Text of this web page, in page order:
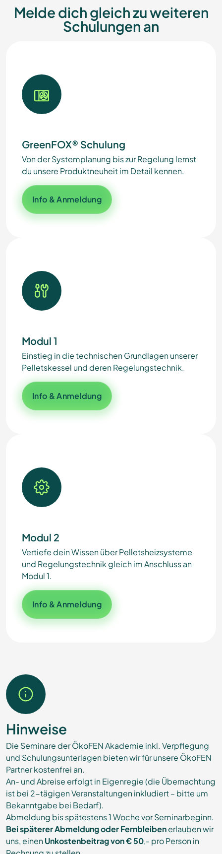
Melde dich gleich zu weiteren
Schulungen an
GreenFOX® Schulung
Von der Systemplanung bis zur Regelung lernst
du unsere Produktneuheit im Detail kennen.
Info & Anmeldung
Modul 1
Einstieg in die technischen Grundlagen unserer
Pelletskessel und deren Regelungstechnik.
Info & Anmeldung
Modul 2
Vertiefe dein Wissen über Pelletsheizsysteme
und Regelungstechnik gleich im Anschluss an
Modul 1.
Info & Anmeldung
Hinweise
Die Seminare der ÖkoFEN Akademie inkl. Verpflegung
und Schulungsunterlagen bieten wir für unsere ÖkoFEN
Partner kostenfrei an.
An- und Abreise erfolgt in Eigenregie (die Übernachtung
ist bei 2-tägigen Veranstaltungen inkludiert – bitte um
Bekanntgabe bei Bedarf).
Abmeldung bis spätestens 1 Woche vor Seminarbeginn.
Bei späterer Abmeldung oder Fernbleibenerlauben wir
uns, einenUnkostenbeitrag von € 50,- pro Person in